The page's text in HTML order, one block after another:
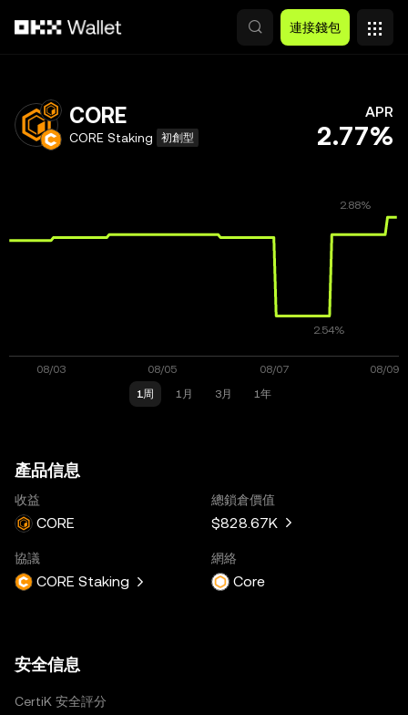
連接錢包
CORE
CORE Staking 初創型
APR
2.77%
1周 1月 3月 1年
產品信息
收益
CORE
總鎖倉價值
$828.67K
協議
CORE Staking
網絡
Core
安全信息
CertiK 安全評分